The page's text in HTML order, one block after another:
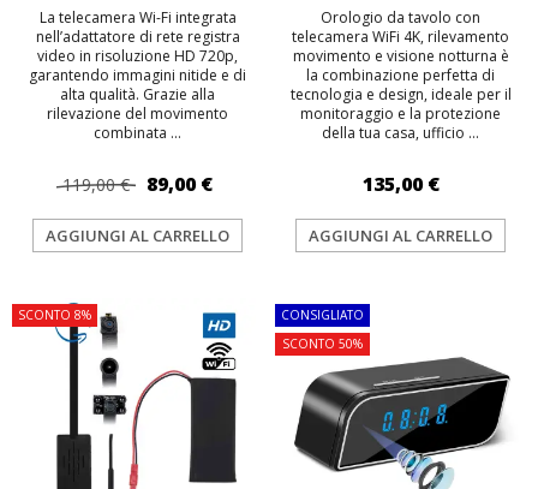
La telecamera Wi-Fi integrata
nell’adattatore di rete registra
video in risoluzione HD 720p,
garantendo immagini nitide e di
alta qualità. Grazie alla
rilevazione del movimento
combinata ...
119,00 € 89,00 €
AGGIUNGI AL CARRELLO
Orologio da tavolo con
telecamera WiFi 4K, rilevamento
movimento e visione notturna è
la combinazione perfetta di
tecnologia e design, ideale per il
monitoraggio e la protezione
della tua casa, ufficio ...
135,00 €
AGGIUNGI AL CARRELLO
SCONTO 8%
CONSIGLIATO
SCONTO 50%